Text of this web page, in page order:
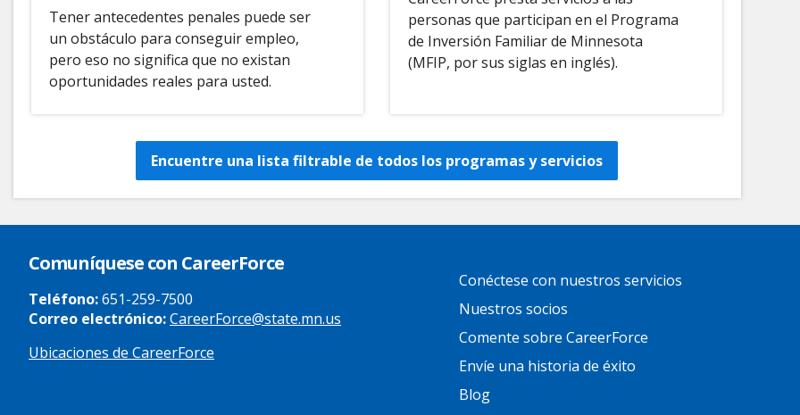
Tener antecedentes penales puede ser
un obstáculo para conseguir empleo,
pero eso no significa que no existan
oportunidades reales para usted.
personas que participan en el Programa
de Inversión Familiar de Minnesota
(MFIP, por sus siglas en inglés).
Encuentre una lista filtrable de todos los programas y servicios
Comuníquese con CareerForce
Teléfono:651-259-7500
Correo electrónico:CareerForce@state.mn.us
Ubicaciones de CareerForce
Footer
Links
Conéctese con nuestros servicios
Nuestros socios
Comente sobre CareerForce
Envíe una historia de éxito
Blog